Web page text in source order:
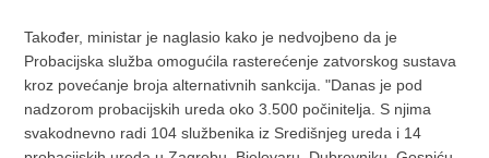
Također, ministar je naglasio kako je nedvojbeno da je
Probacijska služba omogućila rasterećenje zatvorskog sustava
kroz povećanje broja alternativnih sankcija. "Danas je pod
nadzorom probacijskih ureda oko 3.500 počinitelja. S njima
svakodnevno radi 104 službenika iz Središnjeg ureda i 14